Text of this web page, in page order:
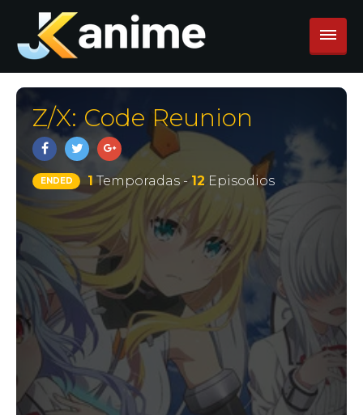
Z/X: Code Reunion
ENDED 1Temporadas - 12 Episodios